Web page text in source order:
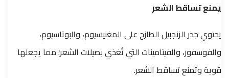
يمنع تساقط الشعر
يحتوي جذر الزنجبيل الطازج على المغنيسيوم، والبوتاسيوم،
والفوسفور، والفيتامينات التي تُغذي بصيلات الشعر؛ مما يجعلها
قوية وتمنع تساقط الشعر.